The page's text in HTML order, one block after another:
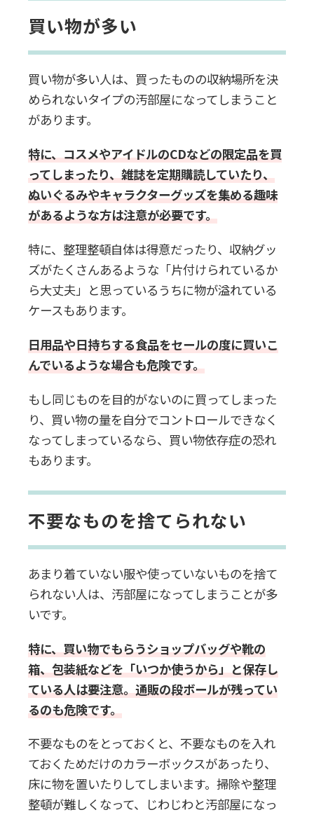
買い物が多い
買い物が多い人は、買ったものの収納場所を決
められないタイプの汚部屋になってしまうこと
があります。
特に、コスメやアイドルのCDなどの限定品を買
ってしまったり、雑誌を定期購読していたり、
ぬいぐるみやキャラクターグッズを集める趣味
があるような方は注意が必要です。
特に、整理整頓自体は得意だったり、収納グッ
ズがたくさんあるような「片付けられているか
ら大丈夫」と思っているうちに物が溢れている
ケースもあります。
日用品や日持ちする食品をセールの度に買いこ
んでいるような場合も危険です。
もし同じものを目的がないのに買ってしまった
り、買い物の量を自分でコントロールできなく
なってしまっているなら、買い物依存症の恐れ
もあります。
不要なものを捨てられない
あまり着ていない服や使っていないものを捨て
られない人は、汚部屋になってしまうことが多
いです。
特に、買い物でもらうショップバッグや靴の
箱、包装紙などを「いつか使うから」と保存し
ている人は要注意。通販の段ボールが残ってい
るのも危険です。
不要なものをとっておくと、不要なものを入れ
ておくためだけのカラーボックスがあったり、
床に物を置いたりしてしまいます。掃除や整理
整頓が難しくなって、じわじわと汚部屋になっ